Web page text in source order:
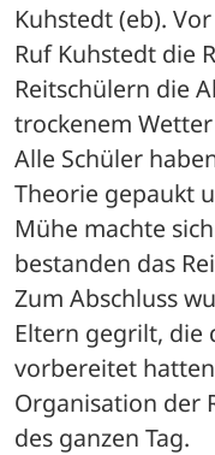
Kuhstedt (eb).
Ruf Kuhstedt die
Reitschülern die
trockenem
Alle Schüler
Theorie gepaukt
Mühe machte
bestanden das
Zum Abschluss
Eltern gegrilt, die
vorbereitet
Organisation der
des ganzen Tag.